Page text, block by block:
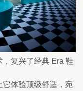
复兴了经典 Era 鞋
它体验顶级舒适，宛